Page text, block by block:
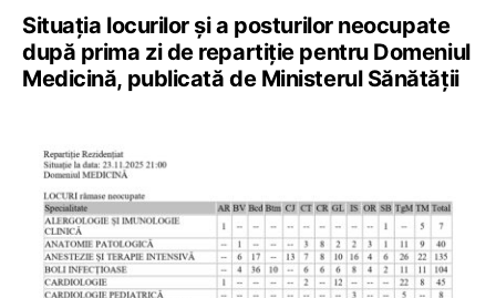
Situația locurilor și a posturilor neocupate
după prima zi de repartiție pentru Domeniul
Medicină, publicată de Ministerul Sănătății